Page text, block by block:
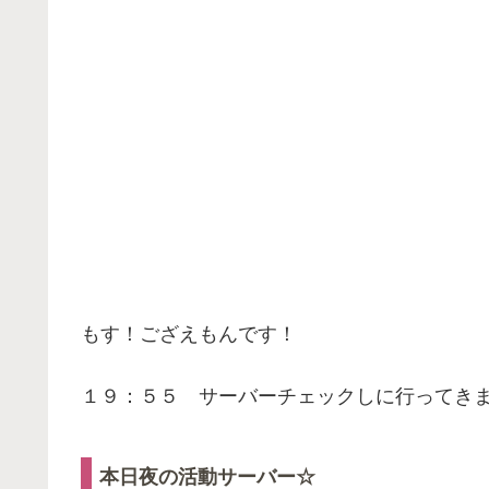
もす！ござえもんです！
１９：５５ サーバーチェックしに行ってき
本日夜の活動サーバー☆